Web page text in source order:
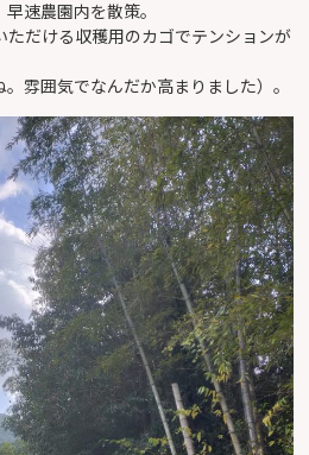
速農園内を散策。
ただける収穫用のカゴでテンションが
。雰囲気でなんだか高まりました）。